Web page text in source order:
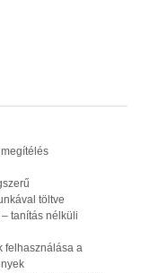
töltve
tanítás nélküli
felhasználása a